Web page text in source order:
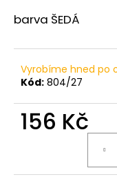
barva ŠEDÁ
Vyrobíme hned po
Kód: 804/27
156 Kč
o
p
o
u
e